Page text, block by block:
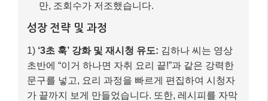
만, 조회수가 저조했습니다.
성장 전략 및 과정
1) ‘3초 훅’ 강화 및 재시청 유도: 김하나 씨는 영상
초반에 “이거 하나면 자취 요리 끝!”과 같은 강력한
문구를 넣고, 요리 과정을 빠르게 편집하여 시청자
가 끝까지 보게 만들었습니다. 또한, 레시피를 자막